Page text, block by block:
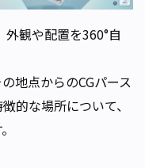
観や配置を360°自
地点からのCGパース
的な場所について、